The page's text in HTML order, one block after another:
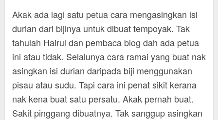
Akak ada lagi satu petua cara mengasingkan isi
durian dari bijinya untuk dibuat tempoyak. Tak
tahulah Hairul dan pembaca blog dah ada petua
ini atau tidak. Selalunya cara ramai yang buat nak
asingkan isi durian daripada biji menggunakan
pisau atau sudu. Tapi cara ini penat sikit kerana
nak kena buat satu persatu. Akak pernah buat.
Sakit pinggang dibuatnya. Tak sanggup asingkan